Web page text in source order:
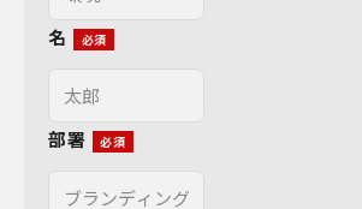
名
部署